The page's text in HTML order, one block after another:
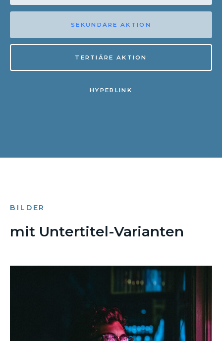
SEKUNDÄRE AKTION
TERTIÄRE AKTION
HYPERLINK
BILDER
mit Untertitel-Varianten